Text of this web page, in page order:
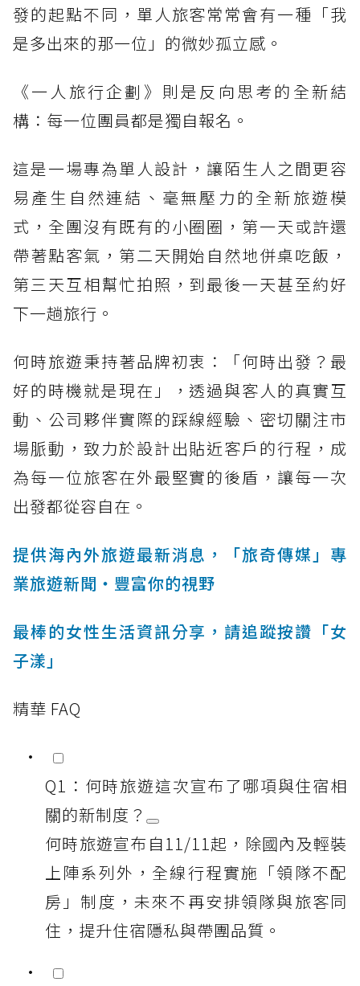
發的起點不同，單人旅客常常會有一種「我
是多出來的那一位」的微妙孤立感。
《一人旅行企劃》則是反向思考的全新結
構：每一位團員都是獨自報名。
這是一場專為單人設計，讓陌生人之間更容
易產生自然連結、毫無壓力的全新旅遊模
式，全團沒有既有的小圈圈，第一天或許還
帶著點客氣，第二天開始自然地併桌吃飯，
第三天互相幫忙拍照，到最後一天甚至約好
下一趟旅行。
何時旅遊秉持著品牌初衷：「何時出發？最
好的時機就是現在」，透過與客人的真實互
動、公司夥伴實際的踩線經驗、密切關注市
場脈動，致力於設計出貼近客戶的行程，成
為每一位旅客在外最堅實的後盾，讓每一次
出發都從容自在。
提供海內外旅遊最新消息，「旅奇傳媒」專
業旅遊新聞‧豐富你的視野
最棒的女性生活資訊分享，請追蹤按讚「女
子漾」
精華 FAQ
Q1：何時旅遊這次宣布了哪項與住宿相
關的新制度？
何時旅遊宣布自11/11起，除國內及輕裝
上陣系列外，全線行程實施「領隊不配
房」制度，未來不再安排領隊與旅客同
住，提升住宿隱私與帶團品質。